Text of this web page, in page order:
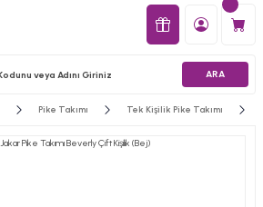
ARA
Pike Takımı Tek Kişilik Pike Takımı